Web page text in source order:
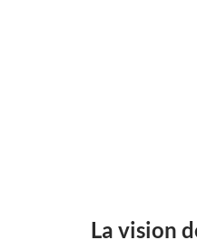
La vision